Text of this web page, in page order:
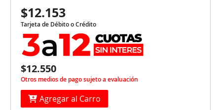
$12.153
Tarjeta de Débito o Crédito
$12.550
Otros medios de pago sujeto a evaluación
Agregar al Carro